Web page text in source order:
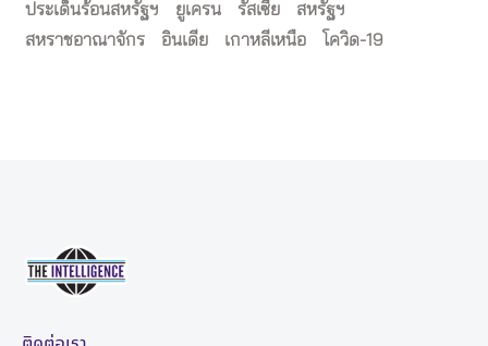
ประเด็นร้อนสหรัฐฯ
ยูเครน รัสเซีย
สหรัฐฯ
สหราชอาณาจักร
อินเดีย เกาหลีเหนือ โควิด-19